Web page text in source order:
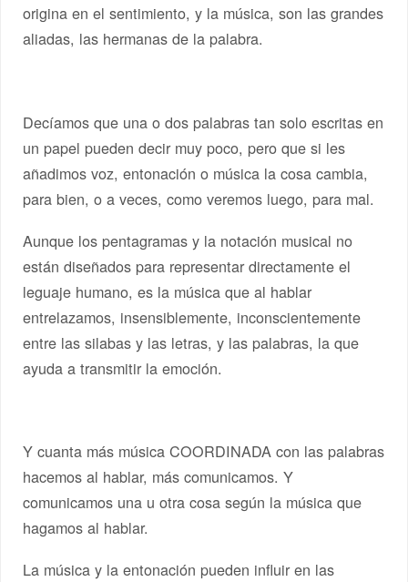
origina en el sentimiento, y la música, son las grandes
aliadas, las hermanas de la palabra.
Decíamos que una o dos palabras tan solo escritas en
un papel pueden decir muy poco, pero que si les
añadimos voz, entonación o música la cosa cambia,
para bien, o a veces, como veremos luego, para mal.
Aunque los pentagramas y la notación musical no
están diseñados para representar directamente el
leguaje humano, es la música que al hablar
entrelazamos, insensiblemente, inconscientemente
entre las silabas y las letras, y las palabras, la que
ayuda a transmitir la emoción.
Y cuanta más música COORDINADA con las palabras
hacemos al hablar, más comunicamos. Y
comunicamos una u otra cosa según la música que
hagamos al hablar.
La música y la entonación pueden influir en las